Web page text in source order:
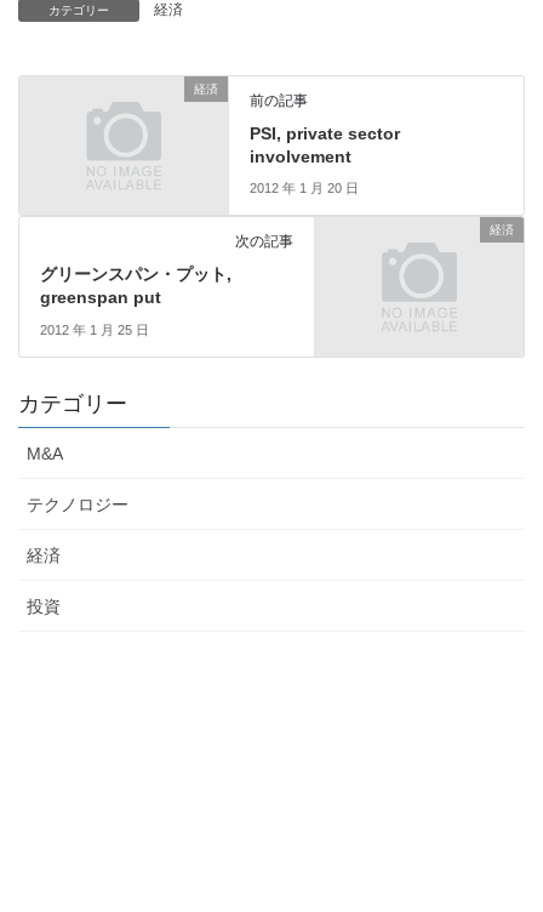
カテゴリー 経済
経済
前の記事
PSI, private sector
involvement
2012 年 1 月 20 日
経済
次の記事
グリーンスパン・プット,
greenspan put
2012 年 1 月 25 日
カテゴリー
M&A
テクノロジー
経済
投資